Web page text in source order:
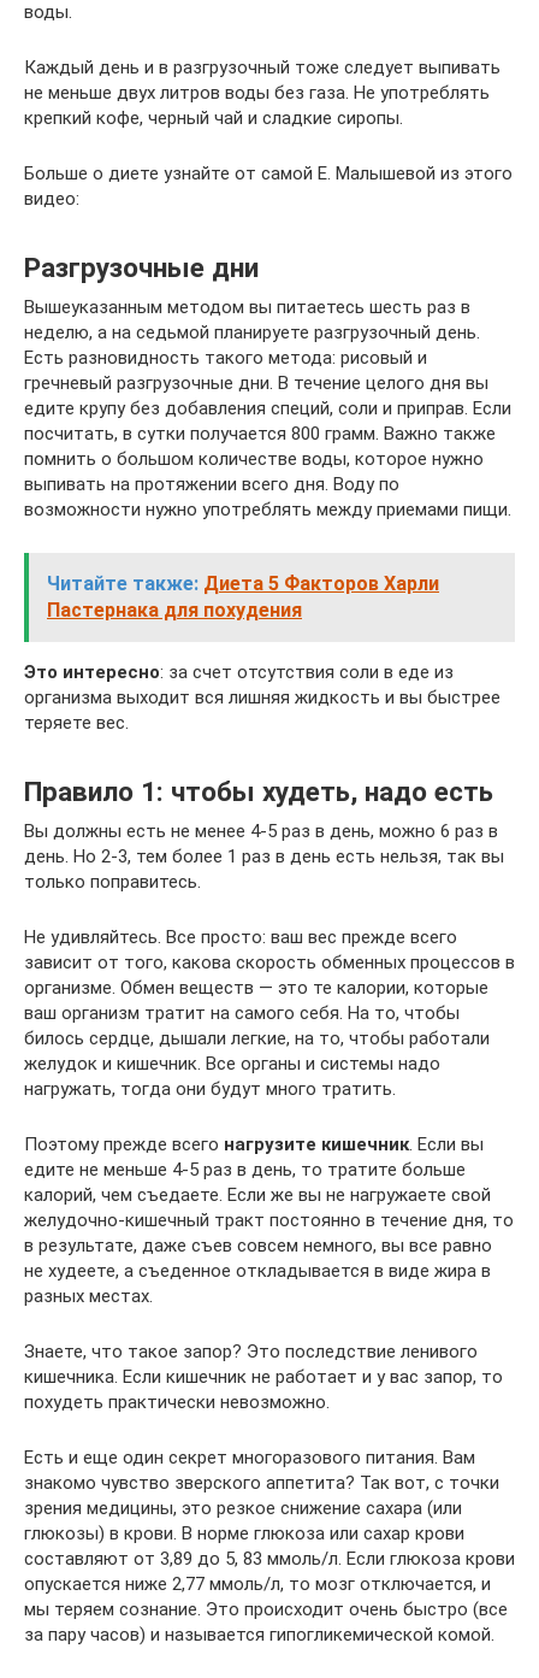
воды.
Каждый день и в разгрузочный тоже следует выпивать
не меньше двух литров воды без газа. Не употреблять
крепкий кофе, черный чай и сладкие сиропы.
Больше о диете узнайте от самой Е. Малышевой из этого
видео:
Разгрузочные дни
Вышеуказанным методом вы питаетесь шесть раз в
неделю, а на седьмой планируете разгрузочный день.
Есть разновидность такого метода: рисовый и
гречневый разгрузочные дни. В течение целого дня вы
едите крупу без добавления специй, соли и приправ. Если
посчитать, в сутки получается 800 грамм. Важно также
помнить о большом количестве воды, которое нужно
выпивать на протяжении всего дня. Воду по
возможности нужно употреблять между приемами пищи.
Читайте также: Диета 5 Факторов Харли
Пастернака для похудения
Это интересно: за счет отсутствия соли в еде из
организма выходит вся лишняя жидкость и вы быстрее
теряете вес.
Правило 1: чтобы худеть, надо есть
Вы должны есть не менее 4-5 раз в день, можно 6 раз в
день. Но 2-3, тем более 1 раз в день есть нельзя, так вы
только поправитесь.
Не удивляйтесь. Все просто: ваш вес прежде всего
зависит от того, какова скорость обменных процессов в
организме. Обмен веществ — это те калории, которые
ваш организм тратит на самого себя. На то, чтобы
билось сердце, дышали легкие, на то, чтобы работали
желудок и кишечник. Все органы и системы надо
нагружать, тогда они будут много тратить.
Поэтому прежде всего нагрузите кишечник. Если вы
едите не меньше 4-5 раз в день, то тратите больше
калорий, чем съедаете. Если же вы не нагружаете свой
желудочно-кишечный тракт постоянно в течение дня, то
в результате, даже съев совсем немного, вы все равно
не худеете, а съеденное откладывается в виде жира в
разных местах.
Знаете, что такое запор? Это последствие ленивого
кишечника. Если кишечник не работает и у вас запор, то
похудеть практически невозможно.
Есть и еще один секрет многоразового питания. Вам
знакомо чувство зверского аппетита? Так вот, с точки
зрения медицины, это резкое снижение сахара (или
глюкозы) в крови. В норме глюкоза или сахар крови
составляют от 3,89 до 5, 83 ммоль/л. Если глюкоза крови
опускается ниже 2,77 ммоль/л, то мозг отключается, и
мы теряем сознание. Это происходит очень быстро (все
за пару часов) и называется гипогликемической комой.